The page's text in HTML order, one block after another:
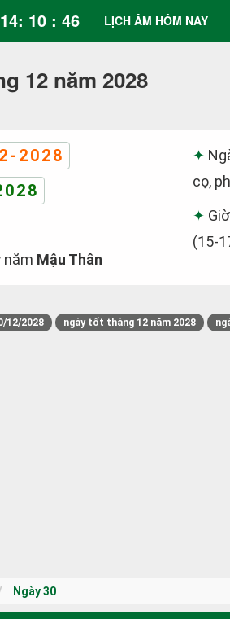
10 : 47 LỊCH ÂM HÔM NAY
12 năm 2028
2028
năm Mậu Thân
cọ,
Giờ
(15-
12/2028 ngày tốt tháng 12 năm 2028
Ngày 30